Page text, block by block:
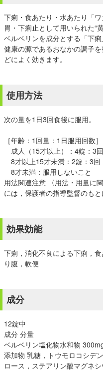
下痢・食あたり・水あたり「
胃・下痢止として用いられた“
ベルベリンを成分とする「下痢
健康の源であるおなかの調子
どによく効きます。
使用方法
次の量を1日3回食後に服用。
［年齢：1回量：1日服用回数］
成人（15才以上）：4錠：3回
8才以上15才未満：2錠：3回
8才未満：服用しないこと
用法関連注意 〈用法・用量に
には，保護者の指導監督のもと
効果効能
下痢，消化不良による下痢，
り腹，軟便
成分
12錠中
成分 分量
ベルベリン塩化物水和物
添加物 乳糖，トウモロコシデ
ロース，ステアリン酸マグネ